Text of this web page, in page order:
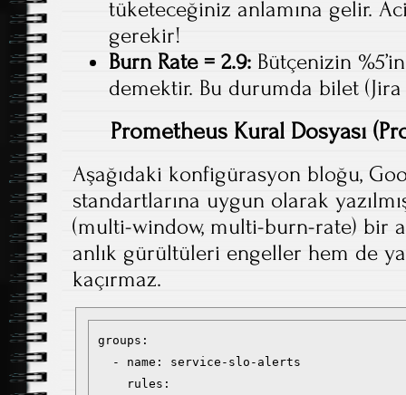
tüketeceğiniz anlamına gelir.
gerekir!
Burn Rate = 2.9: Bütçenizin
demektir. Bu durumda bilet (Jira
Prometheus Kural Dosyası
Aşağıdaki konfigürasyon bloğu,
standartlarına uygun olarak
(multi-window, multi-burn-rate) bir
anlık gürültüleri engeller hem de
kaçırmaz.
groups:
  - name: service-slo-alerts
    rules: